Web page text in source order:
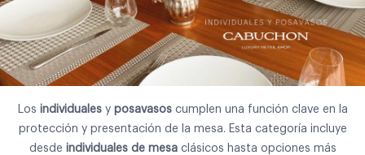
Los individualesy posavasoscumplen una función clave en la
protección y presentación de la mesa. Esta categoría incluye
desde individuales de mesaclásicos hasta opciones más